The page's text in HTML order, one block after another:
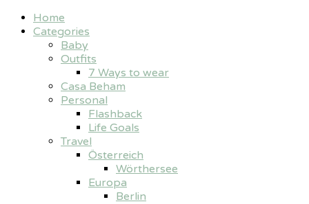
Home
Categories
Baby
Outfits
7 Ways to wear
Casa Beham
Personal
Flashback
Life Goals
Travel
Österreich
Wörthersee
Europa
Berlin